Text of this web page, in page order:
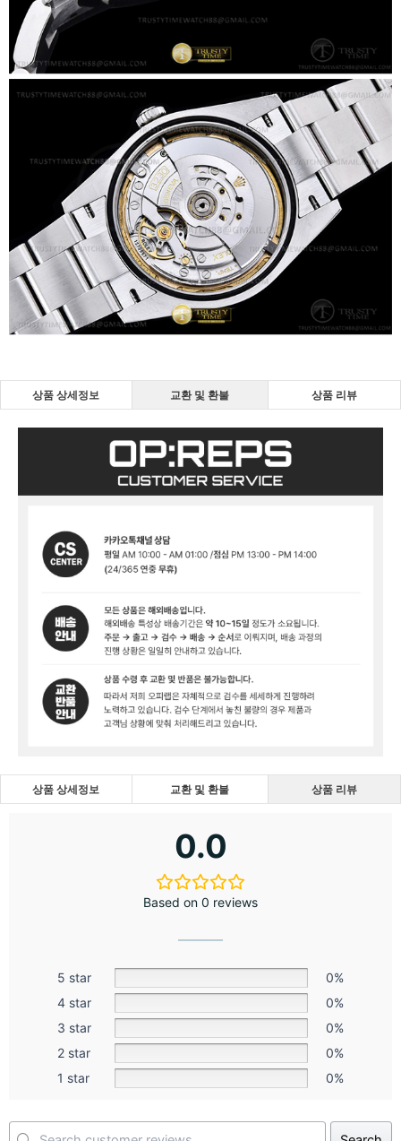
상품 상세정보 교환 및 환불 상품 리뷰
상품 상세정보 교환 및 환불 상품 리뷰
0.0
Based on 0 reviews
5 star
0%
4 star
0%
3 star
0%
2 star
0%
1 star
0%